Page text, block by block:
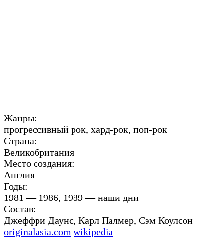
Жанры:
прогрессивный рок, хард-рок, поп-рок
Страна:
Великобритания
Место создания:
Англия
Годы:
1981 — 1986, 1989 — наши дни
Состав:
Джеффри Даунс, Карл Палмер, Сэм Коулсон
originalasia.com wikipedia